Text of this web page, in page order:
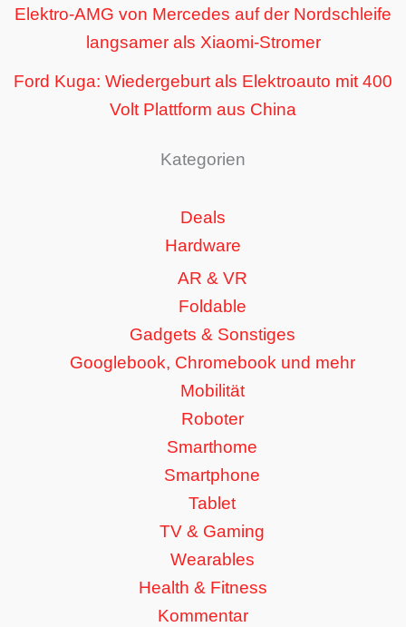
Elektro-AMG von Mercedes auf der Nordschleife
langsamer als Xiaomi-Stromer
Ford Kuga: Wiedergeburt als Elektroauto mit 400
Volt Plattform aus China
Kategorien
Deals
Hardware
AR & VR
Foldable
Gadgets & Sonstiges
Googlebook, Chromebook und mehr
Mobilität
Roboter
Smarthome
Smartphone
Tablet
TV & Gaming
Wearables
Health & Fitness
Kommentar